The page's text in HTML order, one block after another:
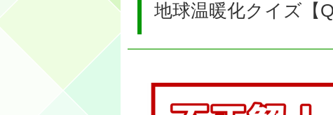
地球温暖化クイズ【